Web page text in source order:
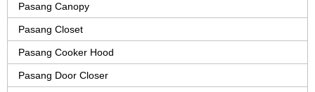
Pasang Canopy
Pasang Closet
Pasang Cooker Hood
Pasang Door Closer